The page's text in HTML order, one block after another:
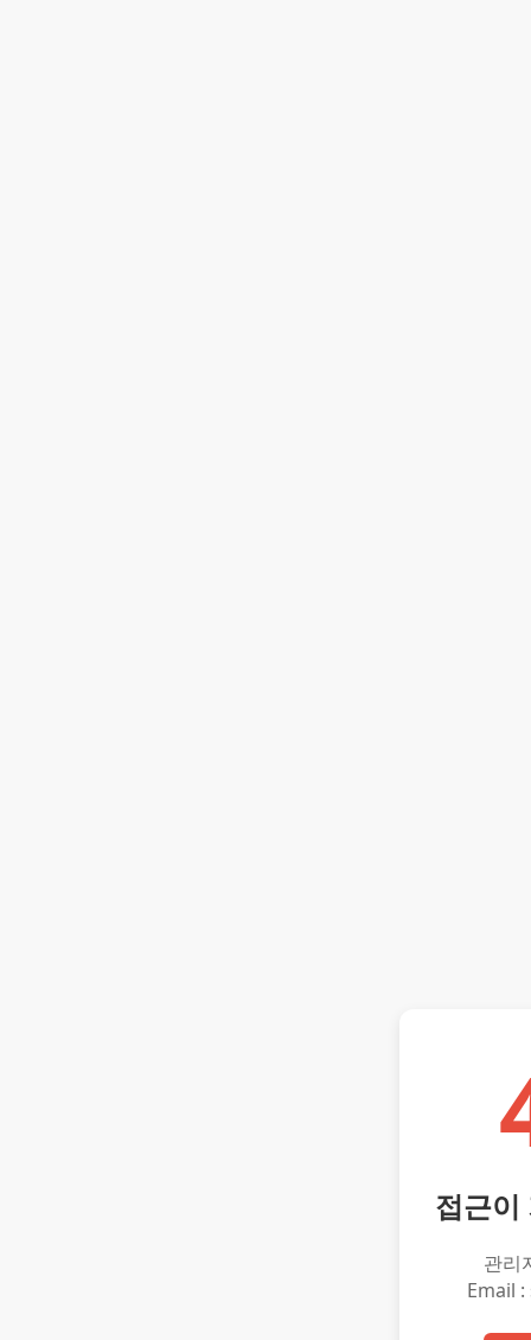
접근이
관리
Email